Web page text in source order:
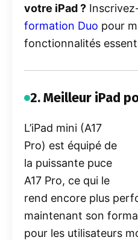
votre iPad ?
formation Duo pour
fonctionnalités
2. Meilleur iPad
L’iPad mini (A17
Pro) est équipé de
la puissante puce
A17 Pro, ce qui le
rend encore plus
maintenant son
pour les utilisateurs